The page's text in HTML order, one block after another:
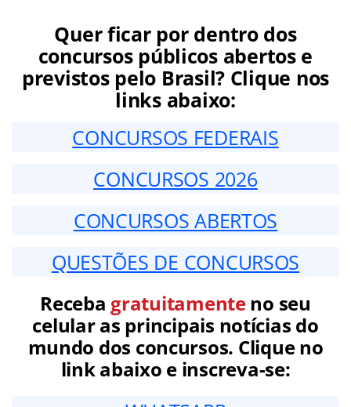
Quer ficar por dentro dos
concursos públicos abertos e
previstos pelo Brasil? Clique nos
links abaixo:
CONCURSOS FEDERAIS
CONCURSOS 2026
CONCURSOS ABERTOS
QUESTÕES DE CONCURSOS
Receba gratuitamenteno seu
celular as principais notícias do
mundo dos concursos. Clique no
link abaixo e inscreva-se: